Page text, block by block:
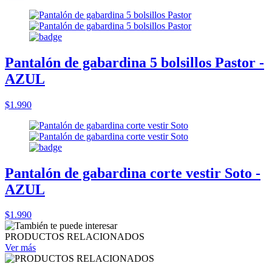
Pantalón de gabardina 5 bolsillos Pastor -
AZUL
$1.990
Pantalón de gabardina corte vestir Soto -
AZUL
$1.990
PRODUCTOS RELACIONADOS
Ver más